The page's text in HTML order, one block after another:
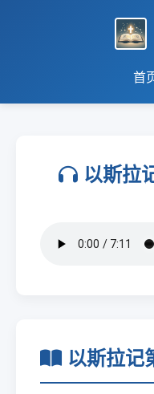
首
以斯拉
以斯拉记